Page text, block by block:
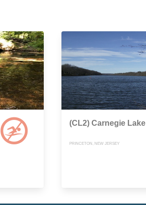
(CL2) Carnegie Lake
PRINCETON, NEW JERSEY